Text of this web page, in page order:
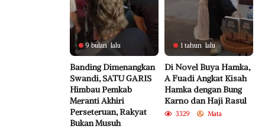
9 bulan lalu
Banding Dimenangkan
Swandi, SATU GARIS
Himbau Pemkab
Meranti Akhiri
Perseteruan, Rakyat
Bukan Musuh
1 tahun lalu
Di Novel Buya Hamka,
A Fuadi Angkat Kisah
Hamka dengan Bung
Karno dan Haji Rasul
3329 Mata